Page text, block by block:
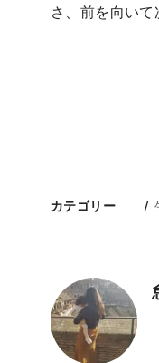
さ、前を向いて
カテゴリー